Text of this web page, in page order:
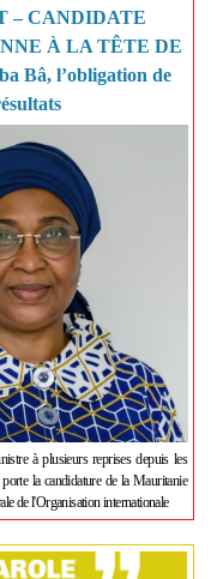
– CANDIDATE
À LA TÊTE DE
Bâ, l’obligation de
à plusieurs reprises depuis les
la candidature de la Mauritanie
de l'Organisation internationale